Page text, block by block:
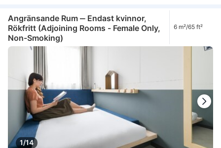
Angränsande Rum ‒ Endast kvinnor,
Rökfritt (Adjoining Rooms - Female Only,
Non-Smoking)
6 m²/65 ft²
1/14